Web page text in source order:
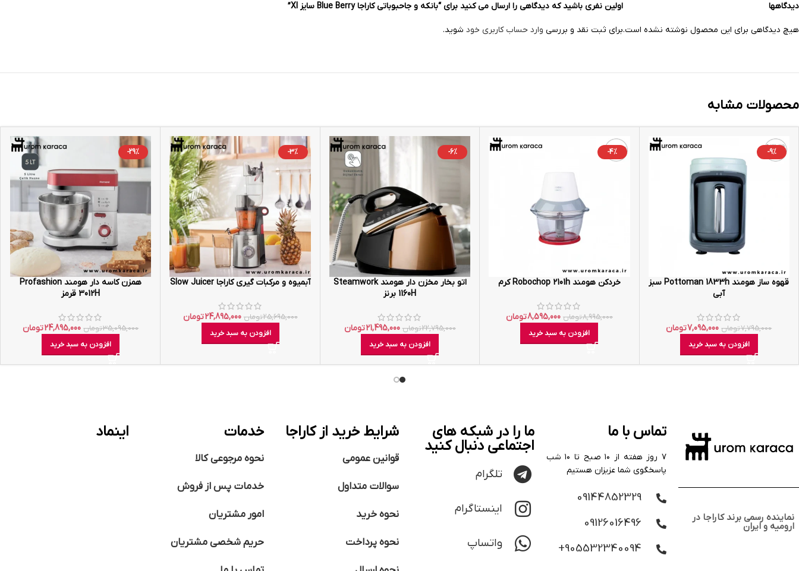
دیدگاهها
هیچ دیدگاهی برای این محصول نوشته نشده است.
اولین نفری باشید که دیدگاهی را ارسال می کنید برای “بانکه و جاحبوباتی کاراجا Blue Berry سایز Xl”
برای ثبت نقد و بررسی وارد حساب کاربری خود شوید.
محصولات مشابه
-9%
قهوه ساز هومند Pottoman 1833h سبز
آبی
7,795,000تومان 7,095,000تومان
افزودن به سبد خرید
-4%
خردکن هومند Robochop 2101h کرم
8,995,000تومان 8,595,000تومان
افزودن به سبد خرید
-6%
اتو بخار مخزن دار هومند Steamwork
1160H برنز
22,795,000تومان 21,495,000تومان
افزودن به سبد خرید
-3%
آبمیوه و مرکبات گیری کاراجا Slow Juicer
25,695,000تومان 24,895,000تومان
افزودن به سبد خرید
-29%
همزن کاسه دار هومند Profashion
3012H قرمز
35,095,000تومان 24,895,000تومان
افزودن به سبد خرید
نماینده رسمی برند کاراجا در
ارومیه و ایران
تماس با ما
۷ روز هفته از ۱۰ صبح تا ۱۰ شب
پاسخگوی شما عزیزان هستیم
09144852329
09126016496
905532340094+
ما را در شبکه های
اجتماعی دنبال کنید
تلگرام
اینستاگرام
واتساپ
شرایط خرید از کاراجا
قوانین عمومی
سوالات متداول
نحوه خرید
نحوه پرداخت
خدمات
نحوه مرجوعی کالا
خدمات پس از فروش
امور مشتریان
حریم شخصی مشتریان
اینماد